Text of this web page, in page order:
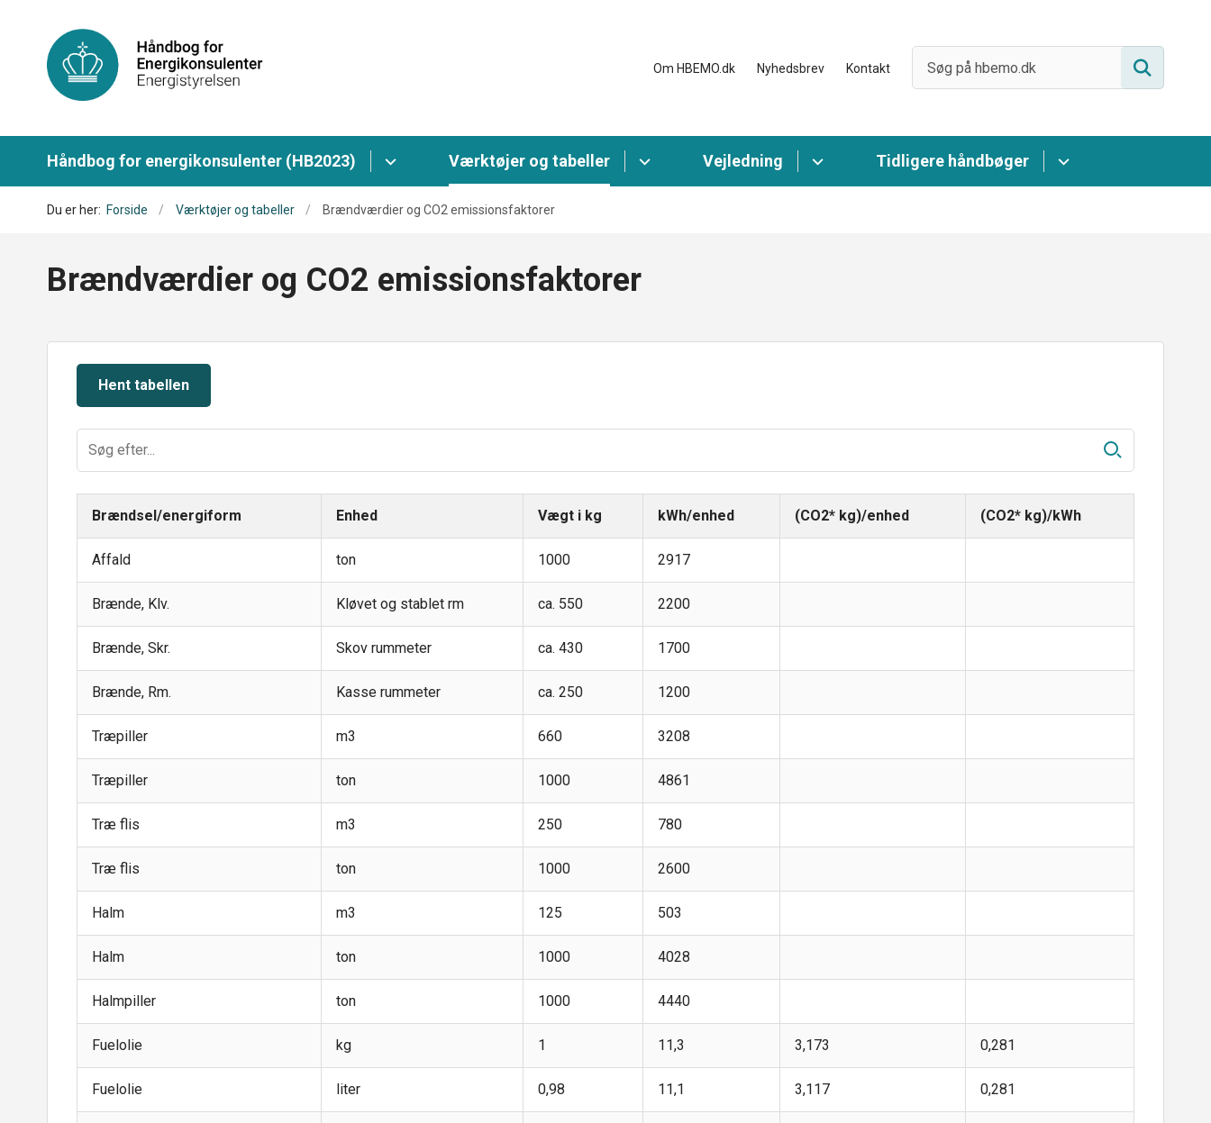
Om HBEMO.dk Nyhedsbrev Kontakt
Håndbog for energikonsulenter (HB2023) Værktøjer og tabeller Vejledning Tidligere håndbøger
Du er her: Forside Værktøjer og tabeller Brændværdier og CO2 emissionsfaktorer
Brændværdier og CO2 emissionsfaktorer
Hent tabellen
Brændsel/energiform Enhed Vægt i kg kWh/enhed (CO2* kg)/enhed (CO2* kg)/kWh
Affald ton 1000 2917
Brænde, Klv. Kløvet og stablet rm ca. 550 2200
Brænde, Skr. Skov rummeter ca. 430 1700
Brænde, Rm. Kasse rummeter ca. 250 1200
Træpiller m3 660 3208
Træpiller ton 1000 4861
Træ flis m3 250 780
Træ flis ton 1000 2600
Halm m3 125 503
Halm ton 1000 4028
Halmpiller ton 1000 4440
Fuelolie kg 1 11,3 3,173 0,281
Fuelolie liter 0,98 11,1 3,117 0,281